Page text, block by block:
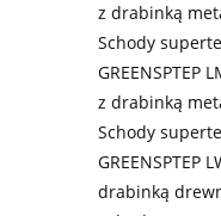
z drabinką
Schody
GREENSPTEP
z drabinką
Schody
GREENSPTEP
drabinką